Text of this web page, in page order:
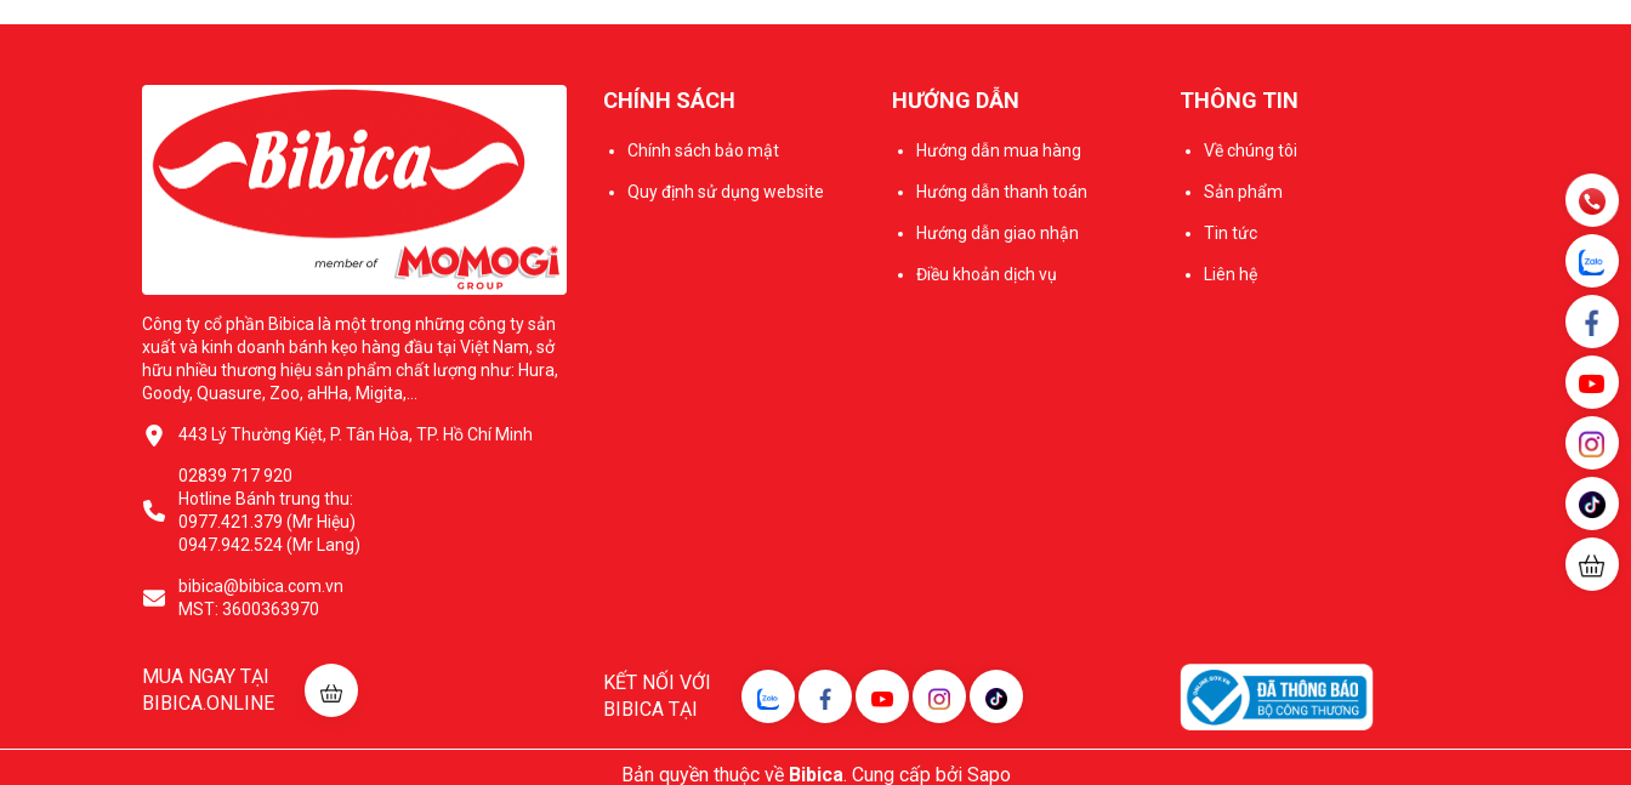
Công ty cổ phần Bibica là một trong những công ty sản
xuất và kinh doanh bánh kẹo hàng đầu tại Việt Nam, sở
hữu nhiều thương hiệu sản phẩm chất lượng như: Hura,
Goody, Quasure, Zoo, aHHa, Migita,...
443 Lý Thường Kiệt, P. Tân Hòa, TP. Hồ Chí Minh
02839 717 920
Hotline Bánh trung thu:
0977.421.379 (Mr Hiệu)
0947.942.524 (Mr Lang)
bibica@bibica.com.vn
MST: 3600363970
CHÍNH SÁCH
Chính sách bảo mật
Quy định sử dụng website
HƯỚNG DẪN
Hướng dẫn mua hàng
Hướng dẫn thanh toán
Hướng dẫn giao nhận
Điều khoản dịch vụ
THÔNG TIN
Về chúng tôi
Sản phẩm
Tin tức
Liên hệ
MUA NGAY TẠI
BIBICA.ONLINE
KẾT NỐI VỚI
BIBICA TẠI
Bản quyền thuộc về Bibica. Cung cấp bởi Sapo